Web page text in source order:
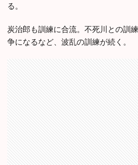
る。
炭治郎も訓練に合流。不死川との訓
争になるなど、波乱の訓練が続く。